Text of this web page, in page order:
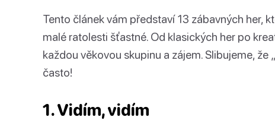
Tento článek vám představí 13 zábavných her,
malé ratolesti šťastné. Od klasických her po
každou věkovou skupinu a zájem. Slibujeme,
často!
1. Vidím, vidím